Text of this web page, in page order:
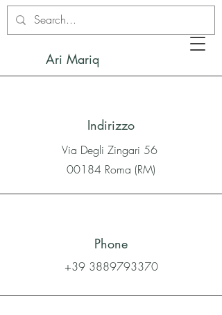
Ari Mariq
Indirizzo
Via Degli Zingari 56
00184 Roma (RM)
Phone
+39 3889793370